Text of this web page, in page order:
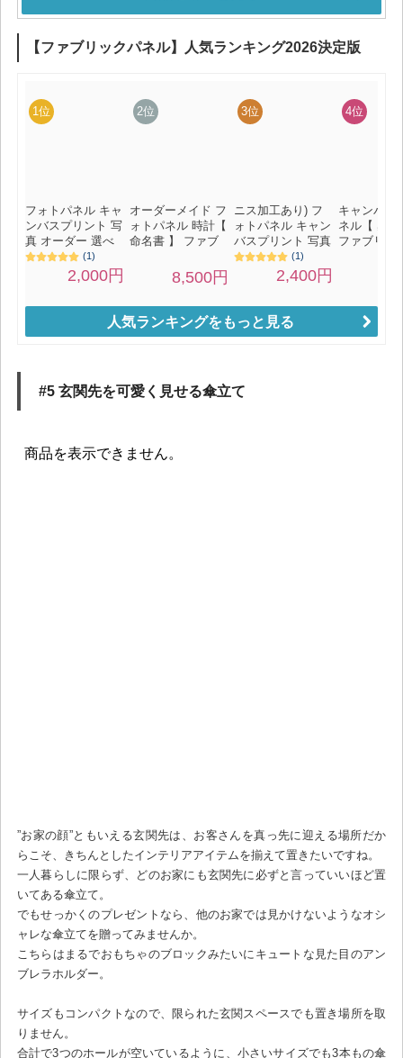
人気ランキングをもっと見る
#5 玄関先を可愛く見せる傘立て
”お家の顔”ともいえる玄関先は、お客さんを真っ先に迎える場所だか
らこそ、きちんとしたインテリアアイテムを揃えて置きたいですね。
一人暮らしに限らず、どのお家にも玄関先に必ずと言っていいほど置
いてある傘立て。
でもせっかくのプレゼントなら、他のお家では見かけないようなオシ
ャレな傘立てを贈ってみませんか。
こちらはまるでおもちゃのブロックみたいにキュートな見た目のアン
ブレラホルダー。
サイズもコンパクトなので、限られた玄関スペースでも置き場所を取
りません。
合計で3つのホールが空いているように、小さいサイズでも3本もの傘